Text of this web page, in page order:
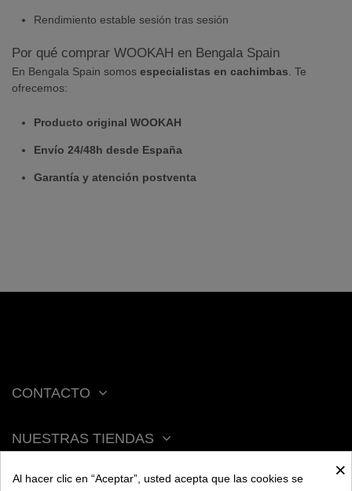
Rendimiento estable sesión tras sesión
Por qué comprar WOOKAH en Bengala Spain
En Bengala Spain somos especialistas en cachimbas . Te
ofrecemos:
Producto original WOOKAH
Envío 24/48h desde España
Garantía y atención postventa
CONTACTO
NUESTRAS TIENDAS
ACERCA DE BENGALA
×
Al hacer clic en “Aceptar”, usted acepta que las cookies se